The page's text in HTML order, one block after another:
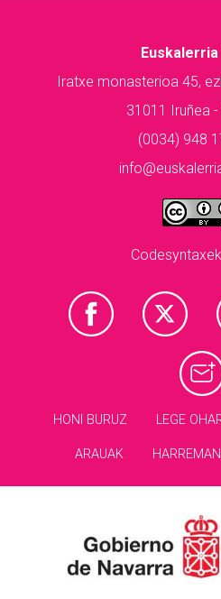
Iratxe monasterioa 45,
31011 Iruñea
(0034) 948
HONI BURUZ LEGE
ARAUAK